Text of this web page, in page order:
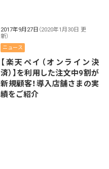
2017年9月27日 （2020年1月30日 更
新）
ニュース
【楽天ペイ（オンライン決
済）】を利用した注文中9割が
新規顧客！導入店舗さまの実
績をご紹介